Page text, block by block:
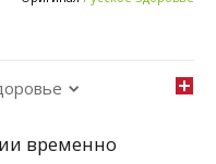
временно